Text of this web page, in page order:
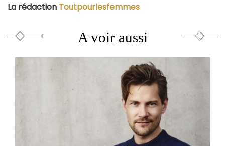
La rédaction Toutpourlesfemmes
A voir aussi